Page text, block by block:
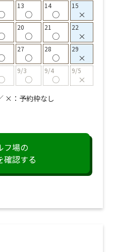
13
○
14
○
15
×
20
○
21
○
22
×
27
○
28
○
29
×
9/3
○
9/4
○
9/5
×
×：予約枠なし
フ場の
確認する